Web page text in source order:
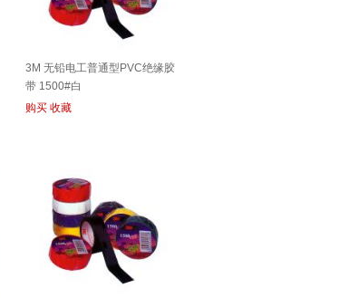
3M 无铅电工普通型PVC绝缘胶
带 1500#白
购买 收藏